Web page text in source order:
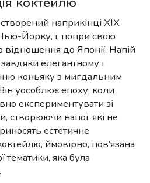
наприкінці XIX
Нью-Йорку, і, попри свою
відношення до Японії. Напій
елегантному і
коньяку з мигдальним
уособлює епоху, коли
експериментувати зі
створюючи напої, які не
естетичне
ймовірно, пов’язана
тематики, яка була